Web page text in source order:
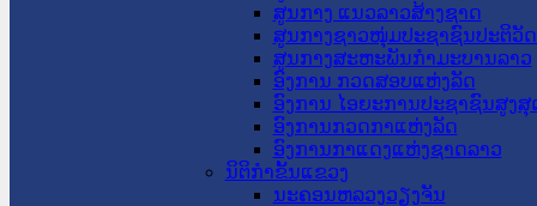
ສູນກາງ ແນວລາວສ້າງຊາດ
ສູນກາງຊາວໜຸ່ມປະຊາຊົນປະຕິວັ
ສູນກາງສະຫະພັນກຳມະບານລາວ
ອົງການ ກວດສອບແຫ່ງລັດ
ອົງການ ໄອຍະການປະຊາຊົນສູງສຸ
ອົງການກວດກາແຫ່ງລັດ
ອົງການກາແດງແຫ່ງຊາດລາວ
ນິຕິກໍາຂັ້ນແຂວງ
ນະ​ຄອນ​ຫລວງວຽງຈັນ